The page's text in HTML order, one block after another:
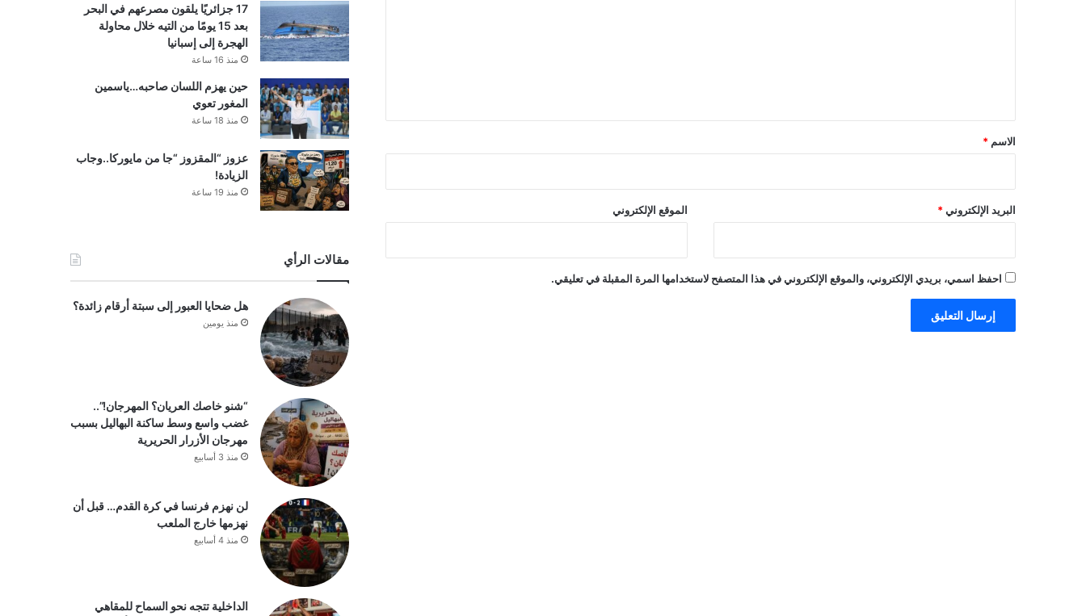
*
الاسم *
البريد الإلكتروني * الموقع الإلكتروني
احفظ اسمي، بريدي الإلكتروني، والموقع الإلكتروني في هذا المتصفح لاستخدامها المرة المقبلة في تعليقي.
17 جزائريًا يلقون مصرعهم في البحر
بعد 15 يومًا من التيه خلال محاولة
الهجرة إلى إسبانيا
منذ 16 ساعة
حين يهزم اللسان صاحبه…ياسمين
المغور تعوي
منذ 18 ساعة
عزوز “المقزوز “جا من مايوركا..وجاب
الزيادة!
منذ 19 ساعة
مقالات الرأي
هل ضحايا العبور إلى سبتة أرقام زائدة؟
منذ يومين
“شنو خاصك العريان؟ المهرجان!”..
غضب واسع وسط ساكنة البهاليل بسبب
مهرجان الأزرار الحريرية
منذ 3 أسابيع
لن نهزم فرنسا في كرة القدم… قبل أن
نهزمها خارج الملعب
منذ 4 أسابيع
الداخلية تتجه نحو السماح للمقاهي